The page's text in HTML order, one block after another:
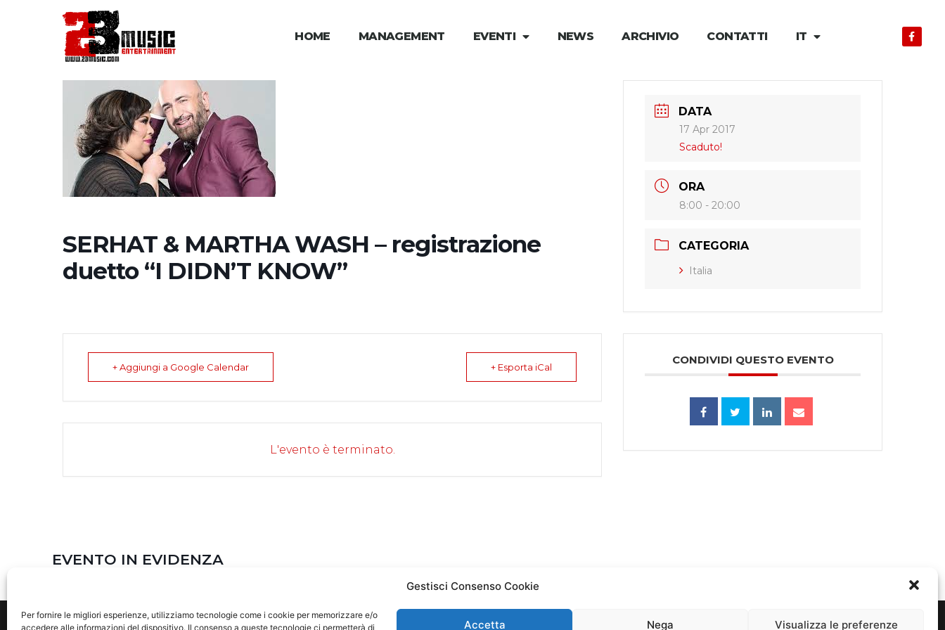
Gestisci Consenso Cookie
Per fornire le migliori esperienze, utilizziamo tecnologie come i cookie per memorizzare e/o
accedere alle informazioni del dispositivo. Il consenso a queste tecnologie ci permetterà di
Accetta Nega Visualizza le preferenze
HOME MANAGEMENT EVENTI NEWS ARCHIVIO CONTATTI IT
SERHAT & MARTHA WASH – registrazione
duetto “I DIDN’T KNOW”
+ Aggiungi a Google Calendar + Esporta iCal
L'evento è terminato.
DATA
17 Apr 2017
Scaduto!
ORA
8:00 - 20:00
CATEGORIA
Italia
CONDIVIDI QUESTO EVENTO
EVENTO IN EVIDENZA